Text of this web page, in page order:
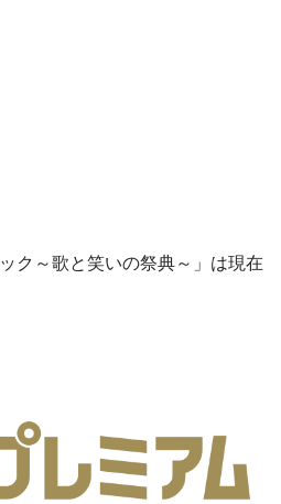
ク～歌と笑いの祭典～」は現在